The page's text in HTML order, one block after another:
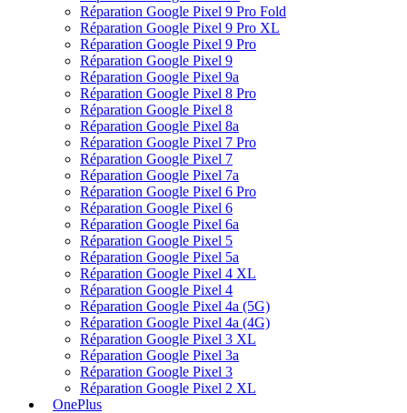
Réparation Google Pixel 7
Réparation Google Pixel 7a
Réparation Google Pixel 6 Pro
Réparation Google Pixel 6
Réparation Google Pixel 6a
Réparation Google Pixel 5
Réparation Google Pixel 5a
Réparation Google Pixel 4 XL
Réparation Google Pixel 4
Réparation Google Pixel 4a (5G)
Réparation Google Pixel 4a (4G)
Réparation Google Pixel 3 XL
Réparation Google Pixel 3a
Réparation Google Pixel 3
Réparation Google Pixel 2 XL
OnePlus
Réparation OnePlus 10 Pro
Réparation OnePlus 9 Pro
Réparation OnePlus 8 Pro
Réparation OnePlus 8T
Réparation OnePlus 8
Réparation OnePlus 7 Pro
Réparation OnePlus 7T
Réparation OnePlus 7
Réparation OnePlus 6T